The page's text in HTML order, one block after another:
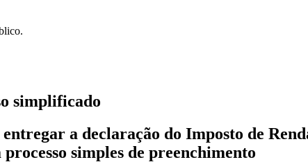
simplificado
a declaração do Imposto de
simples de preenchimento